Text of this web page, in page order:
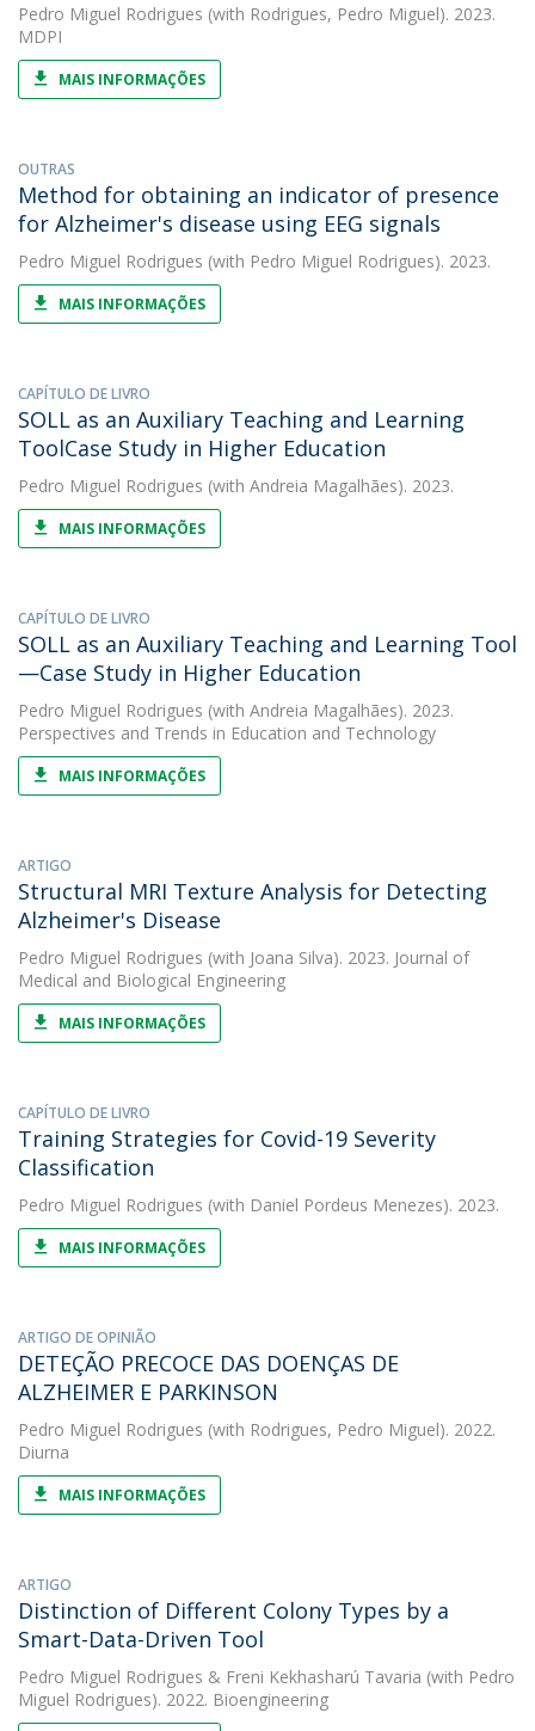
Pedro Miguel Rodrigues (with Rodrigues, Pedro Miguel). 2023.
MDPI
MAIS INFORMAÇÕES
OUTRAS
Method for obtaining an indicator of presence
for Alzheimer's disease using EEG signals
Pedro Miguel Rodrigues (with Pedro Miguel Rodrigues). 2023.
MAIS INFORMAÇÕES
CAPÍTULO DE LIVRO
SOLL as an Auxiliary Teaching and Learning
ToolCase Study in Higher Education
Pedro Miguel Rodrigues (with Andreia Magalhães). 2023.
MAIS INFORMAÇÕES
CAPÍTULO DE LIVRO
SOLL as an Auxiliary Teaching and Learning Tool
—Case Study in Higher Education
Pedro Miguel Rodrigues (with Andreia Magalhães). 2023.
Perspectives and Trends in Education and Technology
MAIS INFORMAÇÕES
ARTIGO
Structural MRI Texture Analysis for Detecting
Alzheimer's Disease
Pedro Miguel Rodrigues (with Joana Silva). 2023. Journal of
Medical and Biological Engineering
MAIS INFORMAÇÕES
CAPÍTULO DE LIVRO
Training Strategies for Covid-19 Severity
Classification
Pedro Miguel Rodrigues (with Daniel Pordeus Menezes). 2023.
MAIS INFORMAÇÕES
ARTIGO DE OPINIÃO
DETEÇÃO PRECOCE DAS DOENÇAS DE
ALZHEIMER E PARKINSON
Pedro Miguel Rodrigues (with Rodrigues, Pedro Miguel). 2022.
Diurna
MAIS INFORMAÇÕES
ARTIGO
Distinction of Different Colony Types by a
Smart-Data-Driven Tool
Pedro Miguel Rodrigues & Freni Kekhasharú Tavaria (with Pedro
Miguel Rodrigues). 2022. Bioengineering